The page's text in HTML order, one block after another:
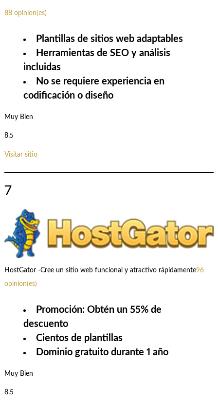
88 opinion(es)
Plantillas de sitios web adaptables
Herramientas de SEO y análisis
incluidas
No se requiere experiencia en
codificación o diseño
Muy Bien
8.5
Visitar sitio
7
HostGator -Cree un sitio web funcional y atractivo rápidamente96
opinion(es)
Promoción: Obtén un 55% de
descuento
Cientos de plantillas
Dominio gratuito durante 1 año
Muy Bien
8.5